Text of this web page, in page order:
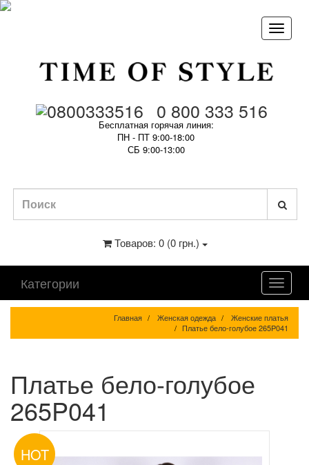
0 800 333 516
Бесплатная горячая линия:
ПН - ПТ 9:00-18:00
СБ 9:00-13:00
Товаров: 0 (0 грн.)
Категории
Главная Женская одежда
Женские платья
Платье бело-голубое 265P041
Платье бело-голубое
265P041
HOT